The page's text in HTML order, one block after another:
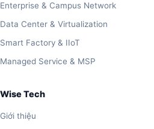
Enterprise & Campus Network
Data Center & Virtualization
Smart Factory & IIoT
Managed Service & MSP
Wise Tech
Giới thiệu